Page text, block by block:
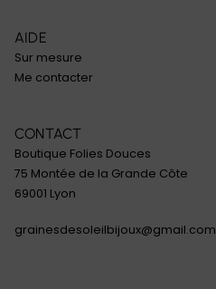
CONTACT
Boutique Folies Douces
75 Montée de la Grande Côte
69001 Lyon
grainesdesoleilbijoux@gmail.com
AIDE
Sur mesure
Me contacter